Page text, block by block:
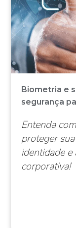
Biometria e
segurança
Entenda
proteger
identidade e
corporativa!